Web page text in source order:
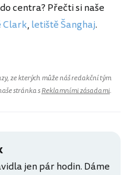
centra? Přečti si naše
Clark, letiště Šanghaj.
ze kterých může náš redakční tým
stránka sReklamními zásadami.
jen pár hodin. Dáme